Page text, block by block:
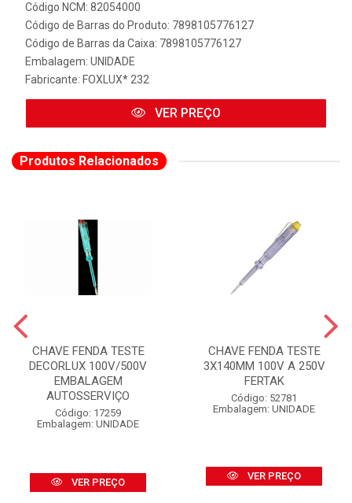
Código NCM: 82054000
Código de Barras do Produto: 7898105776127
Código de Barras da Caixa: 7898105776127
Embalagem: UNIDADE
Fabricante: FOXLUX* 232
VER PREÇO
Produtos Relacionados
CHAVE FENDA TESTE
DECORLUX 100V/500V
EMBALAGEM
AUTOSSERVIÇO
Código: 17259
Embalagem: UNIDADE
VER PREÇO
CHAVE FENDA TESTE
3X140MM 100V A 250V
FERTAK
Código: 52781
Embalagem: UNIDADE
VER PREÇO